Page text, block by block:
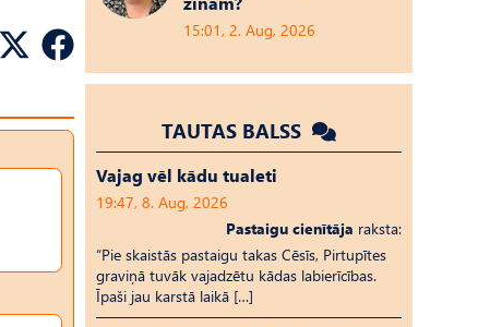
15:01, 2. Aug, 2026
TAUTAS BALSS
Vajag vēl kādu tualeti
19:47, 8. Aug, 2026
Pastaigu cienītāja raksta:
“Pie skaistās pastaigu takas Cēsīs, Pirtupītes
graviņā tuvāk vajadzētu kādas labierīcības.
Īpaši jau karstā laikā […]